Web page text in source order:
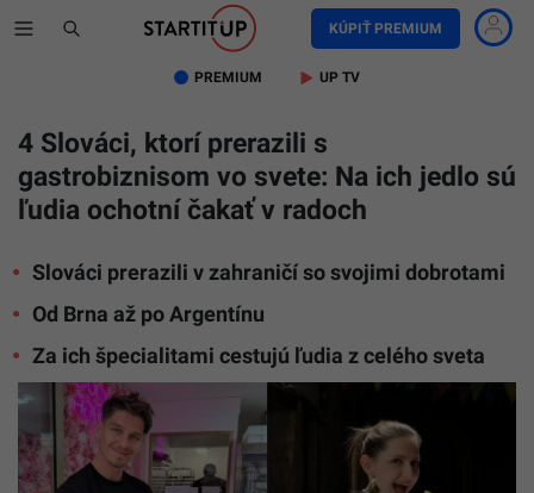
KÚPIŤ PREMIUM
PREMIUM UP TV
4 Slováci, ktorí prerazili s
gastrobiznisom vo svete: Na ich jedlo sú
ľudia ochotní čakať v radoch
Slováci prerazili v zahraničí so svojimi dobrotami
Od Brna až po Argentínu
Za ich špecialitami cestujú ľudia z celého sveta